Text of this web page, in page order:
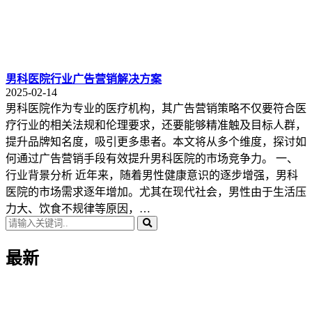
男科医院行业广告营销解决方案
2025-02-14
男科医院作为专业的医疗机构，其广告营销策略不仅要符合医
疗行业的相关法规和伦理要求，还要能够精准触及目标人群，
提升品牌知名度，吸引更多患者。本文将从多个维度，探讨如
何通过广告营销手段有效提升男科医院的市场竞争力。 一、
行业背景分析 近年来，随着男性健康意识的逐步增强，男科
医院的市场需求逐年增加。尤其在现代社会，男性由于生活压
力大、饮食不规律等原因，…
最新